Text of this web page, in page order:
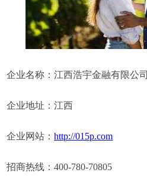
企业名称：江西浩宇金融有限公司
企业地址：江西
企业网站：http://015p.com
招商热线：400-780-70805